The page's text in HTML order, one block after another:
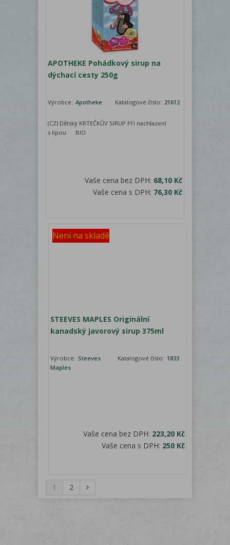
APOTHEKE Pohádkový sirup na
dýchací cesty 250g
Výrobce: Apotheke Katalogové číslo: 21612
(CZ) Dětský KRTEČKŮV SIRUP Při nachlazení
s lípou BIO
Vaše cena bez DPH: 68,10 Kč
Vaše cena s DPH: 76,30 Kč
Není na skladě
STEEVES MAPLES Originální
kanadský javorový sirup 375ml
Výrobce: Steeves
Maples
Katalogové číslo: 1833
Vaše cena bez DPH: 223,20 Kč
Vaše cena s DPH: 250 Kč
1 2